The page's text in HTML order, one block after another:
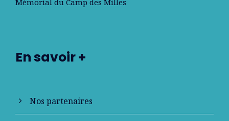
Mémorial du Camp des Milles
En savoir +
Nos partenaires